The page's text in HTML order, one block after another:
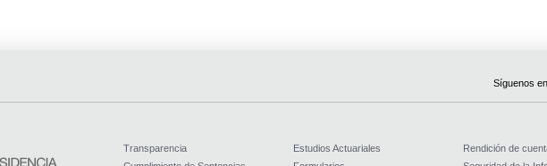
Síguenos
Transparencia
Estudios Actuariales
Rendición de